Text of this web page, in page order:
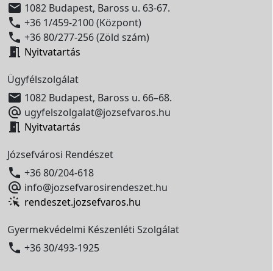
 1082 Budapest, Baross u. 63-67.
 +36 1/459-2100 (Központ)
 +36 80/277-256 (Zöld szám)
 Nyitvatartás
Ügyfélszolgálat
 1082 Budapest, Baross u. 66–68.
 ugyfelszolgalat@jozsefvaros.hu
 Nyitvatartás
Józsefvárosi Rendészet
 +36 80/204-618
 info@jozsefvarosirendeszet.hu
rendeszet.jozsefvaros.hu
Gyermekvédelmi Készenléti Szolgálat
 +36 30/493-1925